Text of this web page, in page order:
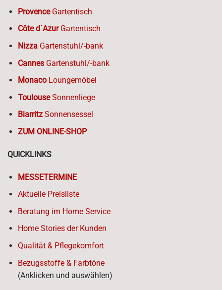
ProvenceGartentisch
Côte d´AzurGartentisch
NizzaGartenstuhl/-bank
CannesGartenstuhl/-bank
MonacoLoungemöbel
ToulouseSonnenliege
BiarritzSonnensessel
ZUM ONLINE-SHOP
QUICKLINKS
MESSETERMINE
Aktuelle Preisliste
Beratung im Home Service
Home Stories der Kunden
Qualität & Pflegekomfort
Bezugsstoffe & Farbtöne
(Anklicken und auswählen)